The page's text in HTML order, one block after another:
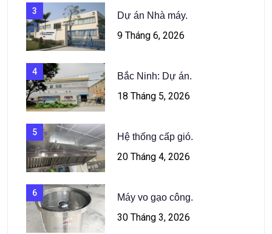
3 Dự án Nhà máy.
9 Tháng 6, 2026
4 Bắc Ninh: Dự án.
18 Tháng 5, 2026
5 Hệ thống cấp gió.
20 Tháng 4, 2026
6 Máy vo gạo công.
30 Tháng 3, 2026